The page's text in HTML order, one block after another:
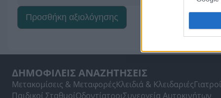
Προσθήκη αξιολόγησης
ΔΗΜΟΦΙΛΕΙΣ ΑΝΑΖΗΤΗΣΕΙΣ
Μετακομίσεις & ΜεταφορέςΚλειδιά & ΚλειδαριέςΓιατροί
Παιδικοί ΣταθμοίΟδοντίατροιΣυνεργεία Αυτοκινήτων